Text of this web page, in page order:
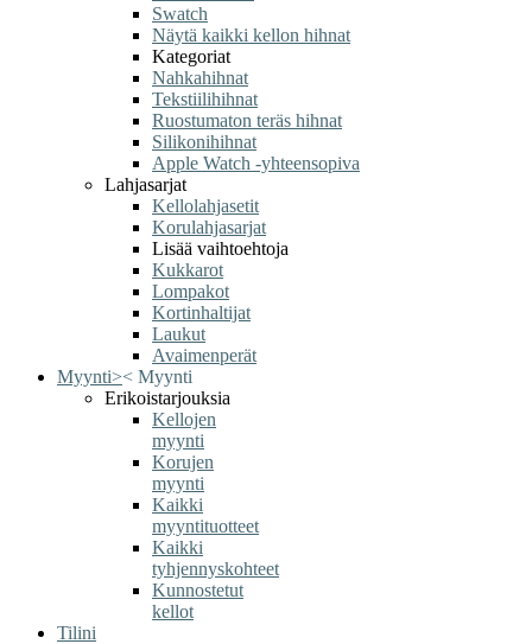
Swatch
Näytä kaikki kellon hihnat
Kategoriat
Nahkahihnat
Tekstiilihihnat
Ruostumaton teräs hihnat
Silikonihihnat
Apple Watch -yhteensopiva
Lahjasarjat
Kellolahjasetit
Korulahjasarjat
Lisää vaihtoehtoja
Kukkarot
Lompakot
Kortinhaltijat
Laukut
Avaimenperät
Myynti>< Myynti
Erikoistarjouksia
Kellojen
myynti
Korujen
myynti
Kaikki
myyntituotteet
Kaikki
tyhjennyskohteet
Kunnostetut
kellot
Tilini